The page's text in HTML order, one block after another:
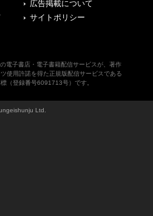
広告掲載について
サイトポリシー
電子書店・電子書籍配信サービスが、著作
使用許諾を得た正規版配信サービスである
（登録番号6091713号）です。
Ltd.